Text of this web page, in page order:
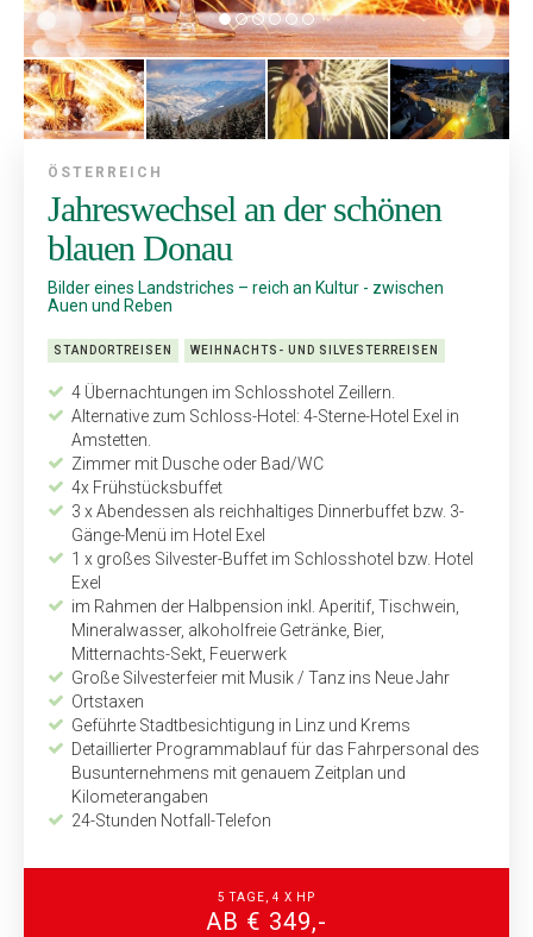
ÖSTERREICH
Jahreswechsel an der schönen
blauen Donau
Bilder eines Landstriches – reich an Kultur - zwischen
Auen und Reben
STANDORTREISEN WEIHNACHTS- UND SILVESTERREISEN
4 Übernachtungen im Schloss­hotel Zeillern.
Alternative zum Schloss-Hotel: 4-Sterne-Hotel Exel in
Amstetten.
Zimmer mit Dusche oder Bad/WC
4x Frühstücksbuffet
3 x Abendessen als reichhaltiges Dinnerbuffet bzw. 3-
Gänge-Menü im Hotel Exel
1 x großes Silvester-Buffet im Schlosshotel bzw. Hotel
Exel
im Rahmen der Halbpension inkl. Aperitif, Tischwein,
Mineralwasser, alkoholfreie Getränke, Bier,
Mitternachts-Sekt, Feuerwerk
Große Silvesterfeier mit Musik / Tanz ins Neue Jahr
Ortstaxen
Geführte Stadtbesichtigung in Linz und Krems
Detaillierter Programmablauf für das Fahrpersonal des
Bus­unternehmens mit genauem Zeitplan und
Kilometerangaben
24-Stunden Notfall-Telefon
5 TAGE, 4 X HP
AB € 349,-